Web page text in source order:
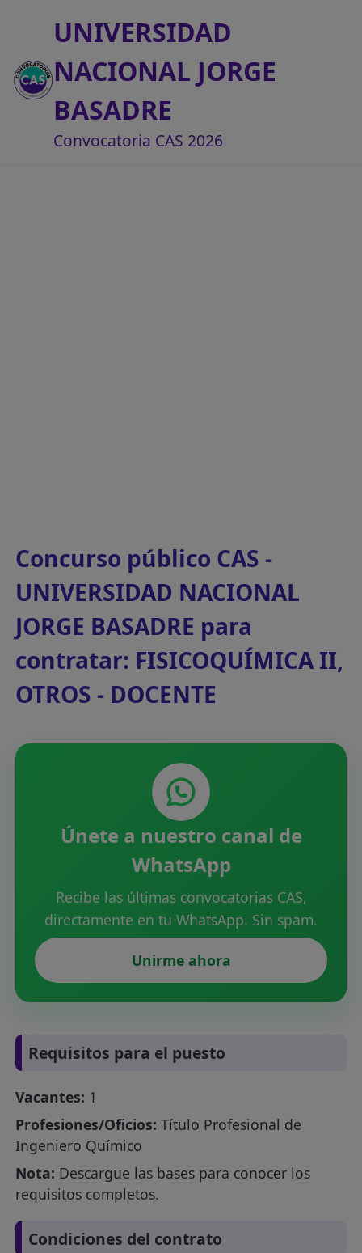
UNIVERSIDAD
NACIONAL JORGE
BASADRE
Convocatoria CAS 2026
Concurso público CAS -
UNIVERSIDAD NACIONAL
JORGE BASADRE para
contratar: FISICOQUÍMICA II,
OTROS - DOCENTE
Únete a nuestro canal de
WhatsApp
Recibe las últimas convocatorias CAS,
directamente en tu WhatsApp. Sin spam.
Unirme ahora
Requisitos para el puesto
Vacantes: 1
Profesiones/Oficios: Título Profesional de
Ingeniero Químico
Nota: Descargue las bases para conocer los
requisitos completos.
Condiciones del contrato